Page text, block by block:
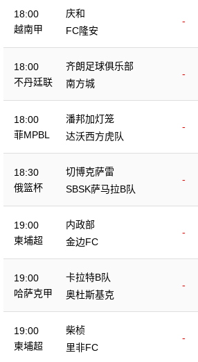
18:00
越南甲
庆和
-
FC隆安
18:00
不丹廷联
齐朗足球俱乐部
-
南方城
18:00
菲MPBL
潘邦加灯笼
-
达沃西方虎队
18:30
俄篮杯
切博克萨雷
-
SBSK萨马拉B队
19:00
柬埔超
内政部
-
金边FC
19:00
哈萨克甲
卡拉特B队
-
奥杜斯基克
19:00
柬埔超
柴桢
-
里非FC